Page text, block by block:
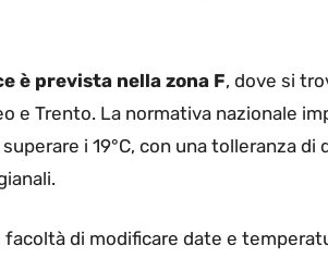
è prevista nella zona F, dove si
e Trento. La normativa nazionale
i 19°C, con una tolleranza di
facoltà di modificare date e